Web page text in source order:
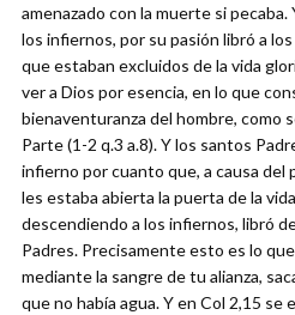
amenazado con la muerte si
los infiernos, por su pasión libró a
que estaban excluidos de la vida
ver a Dios por esencia, en lo que
bienaventuranza del hombre, como
Parte (1-2 q.3 a.8). Y los santos
infierno por cuanto que, a causa del
les estaba abierta la puerta de la
descendiendo a los infiernos, libró
Padres. Precisamente esto es lo
mediante la sangre de tu alianza,
que no había agua. Y en Col 2,15 se